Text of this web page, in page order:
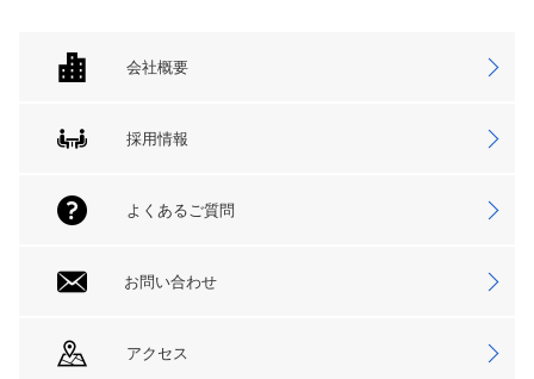
会社概要
採用情報
よくあるご質問
お問い合わせ
アクセス